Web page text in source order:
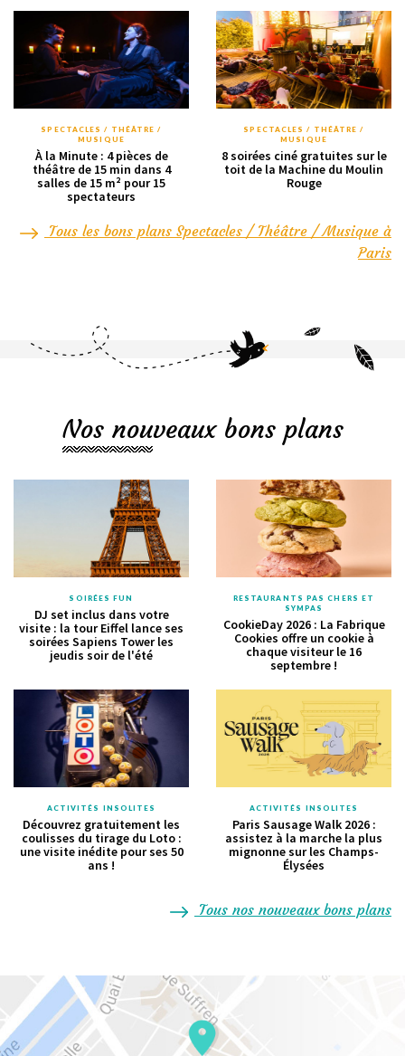
SPECTACLES / THÉÂTRE /
MUSIQUE
À la Minute : 4 pièces de
théâtre de 15 min dans 4
salles de 15 m² pour 15
spectateurs
SPECTACLES / THÉÂTRE /
MUSIQUE
8 soirées ciné gratuites sur le
toit de la Machine du Moulin
Rouge
Tous les bons plans Spectacles / Théâtre / Musique à
Paris
Nos nouveaux bons plans
SOIRÉES FUN
DJ set inclus dans votre
visite : la tour Eiffel lance ses
soirées Sapiens Tower les
jeudis soir de l'été
RESTAURANTS PAS CHERS ET
SYMPAS
CookieDay 2026 : La Fabrique
Cookies offre un cookie à
chaque visiteur le 16
septembre !
ACTIVITÉS INSOLITES
Découvrez gratuitement les
coulisses du tirage du Loto :
une visite inédite pour ses 50
ans !
ACTIVITÉS INSOLITES
Paris Sausage Walk 2026 :
assistez à la marche la plus
mignonne sur les Champs-
Élysées
Tous nos nouveaux bons plans